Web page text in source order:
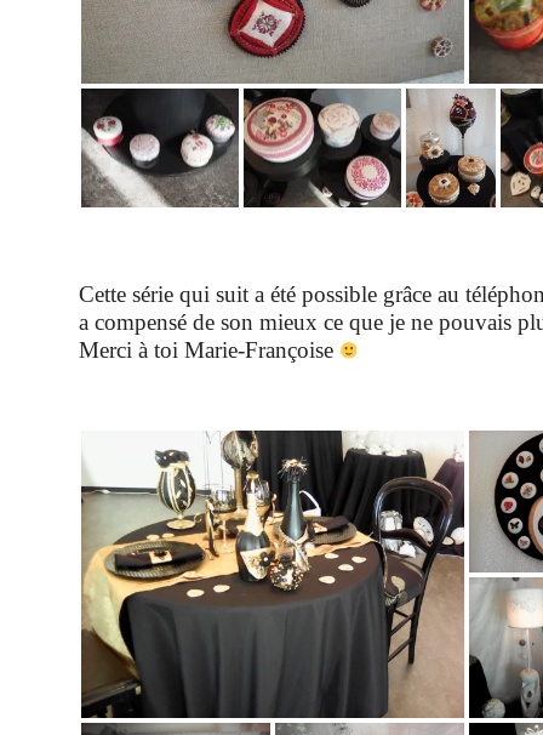
Cette série qui suit a été possible grâce au
a compensé de son mieux ce que je ne pouvais
Merci à toi Marie-Françoise